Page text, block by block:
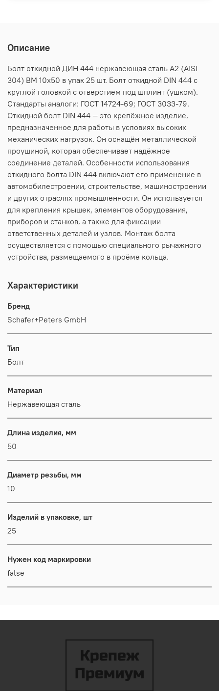
Описание
Болт откидной ДИН 444 нержавеющая сталь А2 (AISI
304) BM 10х50 в упак 25 шт. Болт откидной DIN 444 c
круглой головкой с отверстием под шплинт (ушком).
Стандарты аналоги: ГОСТ 14724-69; ГОСТ 3033-79.
Откидной болт DIN 444 — это крепёжное изделие,
предназначенное для работы в условиях высоких
механических нагрузок. Он оснащён металлической
проушиной, которая обеспечивает надёжное
соединение деталей. Особенности использования
откидного болта DIN 444 включают его применение в
автомобилестроении, строительстве, машиностроении
и других отраслях промышленности. Он используется
для крепления крышек, элементов оборудования,
приборов и станков, а также для фиксации
ответственных деталей и узлов. Монтаж болта
осуществляется с помощью специального рычажного
устройства, размещаемого в проёме кольца.
Характеристики
Бренд
Schafer+Peters GmbH
Тип
Болт
Материал
Нержавеющая сталь
Длина изделия, мм
50
Диаметр резьбы, мм
10
Изделий в упаковке, шт
25
Нужен код маркировки
false